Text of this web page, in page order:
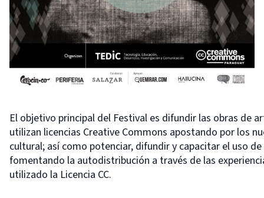
El objetivo principal del Festival es difundir las obras de
utilizan licencias Creative Commons apostando por los
cultural; así como potenciar, difundir y capacitar el uso
fomentando la autodistribución a través de las
utilizado la Licencia CC.